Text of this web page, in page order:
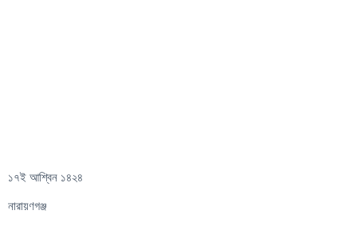
১৭ই আশ্বিন ১৪২৪
নারায়ণগঞ্জ